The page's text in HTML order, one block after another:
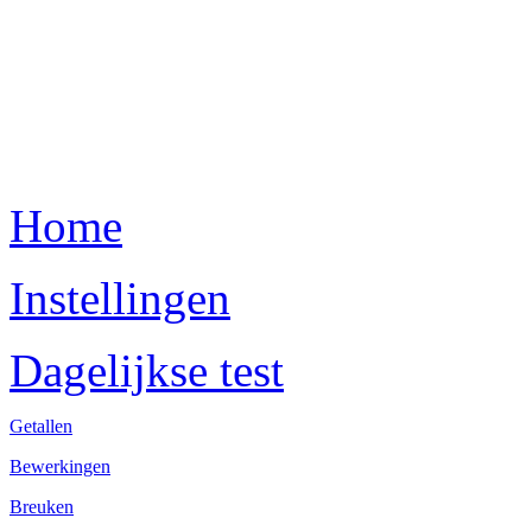
Home
Instellingen
Dagelijkse test
Getallen
Bewerkingen
Breuken